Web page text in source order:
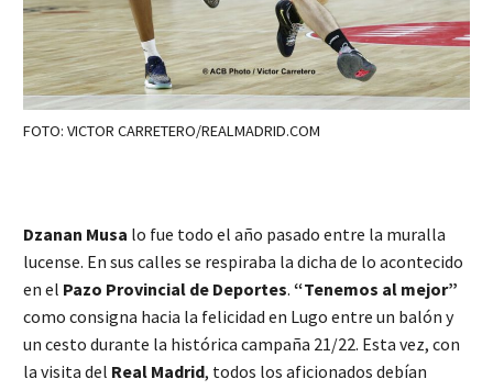
FOTO: VICTOR CARRETERO/REALMADRID.COM
Dzanan Musa lo fue todo el año pasado entre la muralla
lucense. En sus calles se respiraba la dicha de lo acontecido
en el Pazo Provincial de Deportes. “Tenemos al mejor”
como consigna hacia la felicidad en Lugo entre un balón y
un cesto durante la histórica campaña 21/22. Esta vez, con
la visita del Real Madrid, todos los aficionados debían